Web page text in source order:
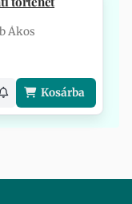
Ákos
Kosárba